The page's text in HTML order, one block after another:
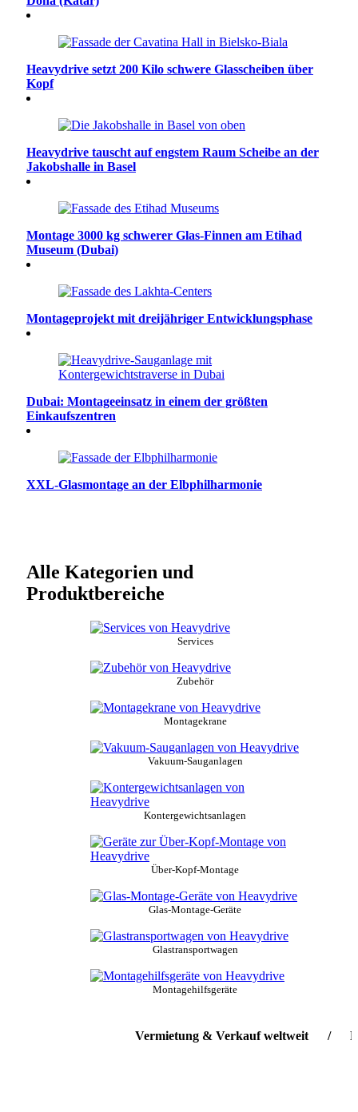
Heavydrive setzt 200 Kilo schwere Glasscheiben über
Kopf
Heavydrive tauscht auf engstem Raum Scheibe an der
Jakobshalle in Basel
Montage 3000 kg schwerer Glas-Finnen am Etihad
Museum (Dubai)
Montageprojekt mit dreijähriger Entwicklungsphase
Dubai: Montageeinsatz in einem der größten
Einkaufszentren
XXL-Glasmontage an der Elbphilharmonie
Alle Kategorien und
Produktbereiche
Services
Zubehör
Montagekrane
Vakuum-Sauganlagen
Kontergewichtsanlagen
Über-Kopf-Montage
Glas-Montage-Geräte
Glastransportwagen
Montagehilfsgeräte
Vermietung & Verkauf weltweit /